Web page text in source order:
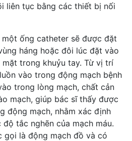
liên tục bằng các thiết bị nối
ống catheter sẽ được đặt
háng hoặc đôi lúc đặt vào
trong khuỷu tay. Từ vị trí
vào trong động mạch bệnh
trong lòng mạch, chất cản
mạch, giúp bác sĩ thấy được
động mạch, nhằm xác định
tắc nghẽn của mạch máu.
gọi là động mạch đồ và có